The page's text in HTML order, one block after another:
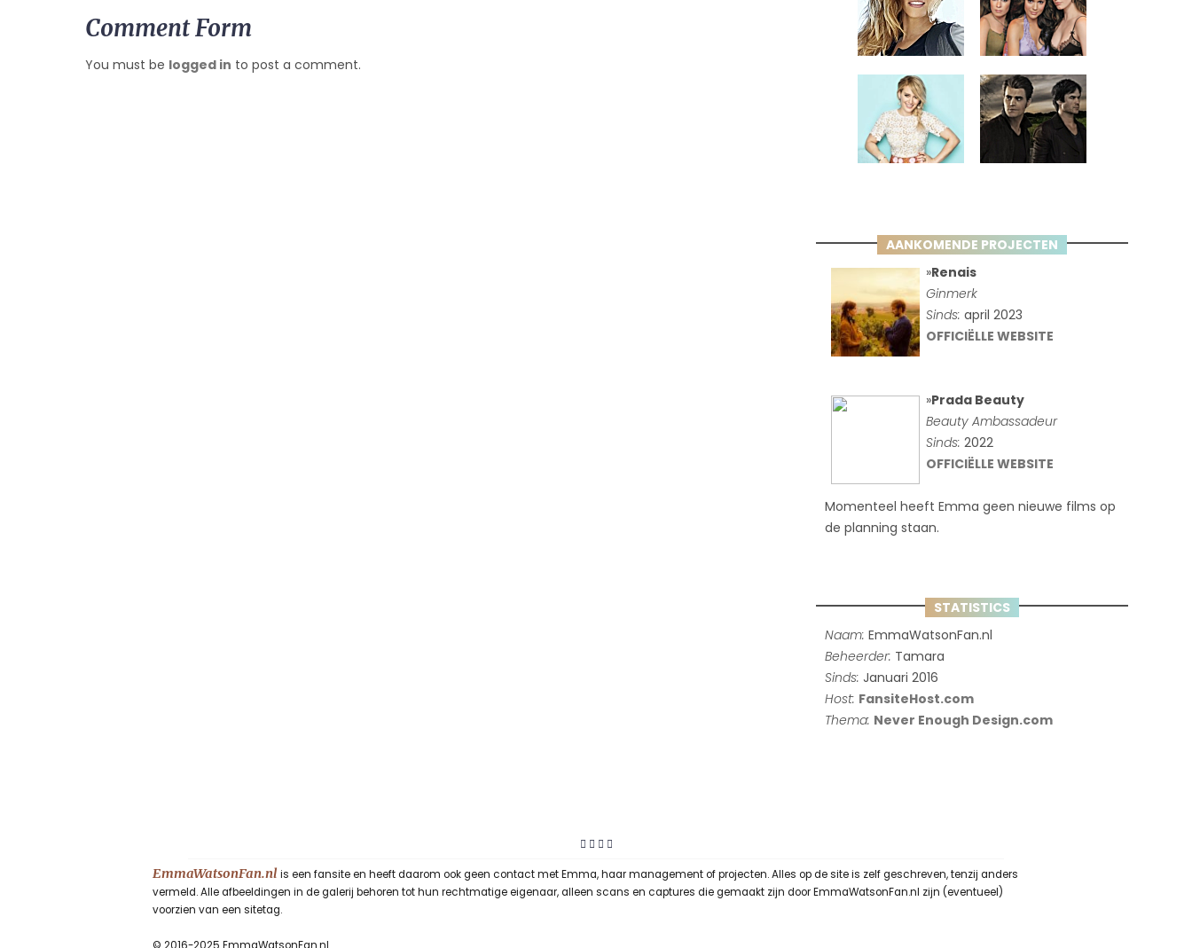
AANKOMENDE PROJECTEN
»Renais
Ginmerk
Sinds:april 2023
OFFICIËLLE WEBSITE
»Prada Beauty
Beauty Ambassadeur
Sinds:2022
OFFICIËLLE WEBSITE
Momenteel heeft Emma geen nieuwe films op
de planning staan.
STATISTICS
Naam: EmmaWatsonFan.nl
Beheerder: Tamara
Sinds: Januari 2016
Host: FansiteHost.com
Thema: Never Enough Design.com
Comment Form
You must be logged in to post a comment.
EmmaWatsonFan.nl is een fansite en heeft daarom ook geen contact met Emma, haar management of projecten. Alles op de site is zelf geschreven, tenzij anders
vermeld. Alle afbeeldingen in de galerij behoren tot hun rechtmatige eigenaar, alleen scans en captures die gemaakt zijn door EmmaWatsonFan.nl zijn (eventueel)
voorzien van een sitetag.
© 2016-2025 EmmaWatsonFan.nl